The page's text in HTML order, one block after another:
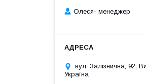
Олеся- менеджер
вул. Залізнична, 92,
Україна